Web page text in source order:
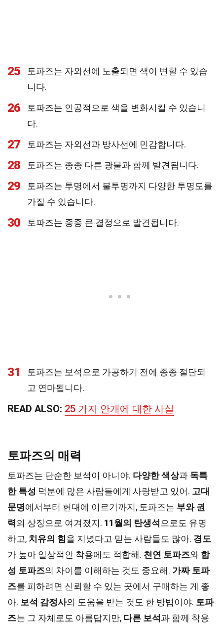
25
토파즈는 자외선에 노출되면 색이 변할 수 있습
니다.
26
토파즈는 인공적으로 색을 변화시킬 수 있습니
다.
27 토파즈는 자외선과 방사선에 민감합니다.
28 토파즈는 종종 다른 광물과 함께 발견됩니다.
29
토파즈는 투명에서 불투명까지 다양한 투명도를
가질 수 있습니다.
30 토파즈는 종종 큰 결정으로 발견됩니다.
31
토파즈는 보석으로 가공하기 전에 종종 절단되
고 연마됩니다.
READ ALSO: 25 가지 안개에 대한 사실
토파즈의 매력
토파즈는 단순한 보석이 아니야. 다양한 색상과 독특
한 특성 덕분에 많은 사람들에게 사랑받고 있어. 고대
문명에서부터 현대에 이르기까지, 토파즈는 부와 권
력의 상징으로 여겨졌지. 11월의 탄생석 으로도 유명
하고, 치유의 힘을 지녔다고 믿는 사람들도 많아. 경도
가 높아 일상적인 착용에도 적합해. 천연 토파즈와 합
성 토파즈의 차이를 이해하는 것도 중요해. 가짜 토파
즈를 피하려면 신뢰할 수 있는 곳에서 구매하는 게 좋
아. 보석 감정사의 도움을 받는 것도 한 방법이야. 토파
즈는 그 자체로도 아름답지만, 다른 보석 과 함께 착용